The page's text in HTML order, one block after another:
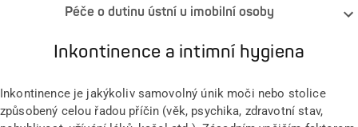
Péče o dutinu ústní u imobilní osoby
Inkontinence a intimní hygiena
Inkontinence je jakýkoliv samovolný únik moči nebo stolice
způsobený celou řadou příčin (věk, psychika, zdravotní stav,